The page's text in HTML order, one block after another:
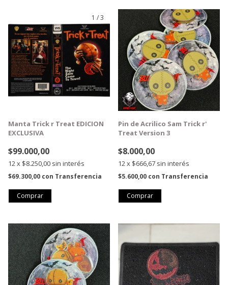
1 /3
Manta Trick r Treat EDICION
EXCLUSIVA
$99.000,00
12x $8.250,00 sin interés
$69.300,00 con Transferencia
Pin de Acrilico Sam Trick r'
Treat Version 3
$8.000,00
12x $666,67 sin interés
$5.600,00 con Transferencia